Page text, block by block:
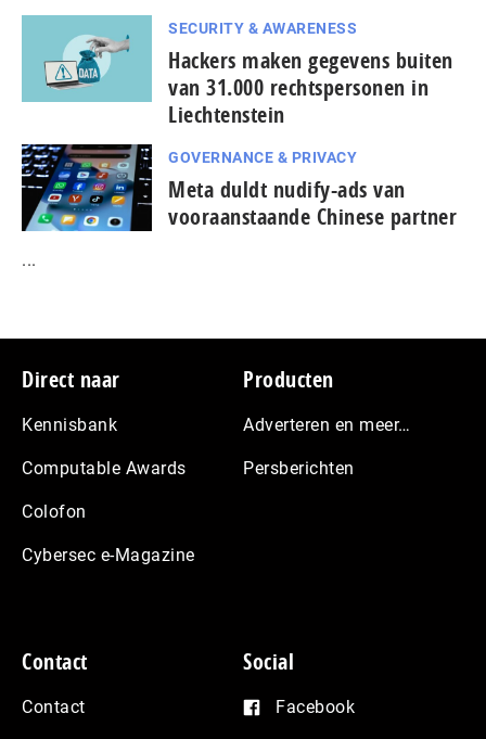
SECURITY & AWARENESS
Hackers maken gegevens buiten
van 31.000 rechtspersonen in
Liechtenstein
GOVERNANCE & PRIVACY
Meta duldt nudify-ads van
vooraanstaande Chinese partner
...
Footer
Direct naar
Kennisbank
Computable Awards
Colofon
Cybersec e-Magazine
Producten
Adverteren en meer…
Persberichten
Contact
Contact
Social
Facebook